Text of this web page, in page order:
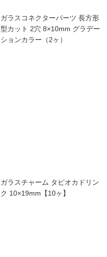
ガラスコネクターパーツ 長方形
型カット 2穴 8×10mm グラデー
ションカラー（2ヶ）
ガラスチャーム タピオカドリン
ク 10×19mm【10ヶ】